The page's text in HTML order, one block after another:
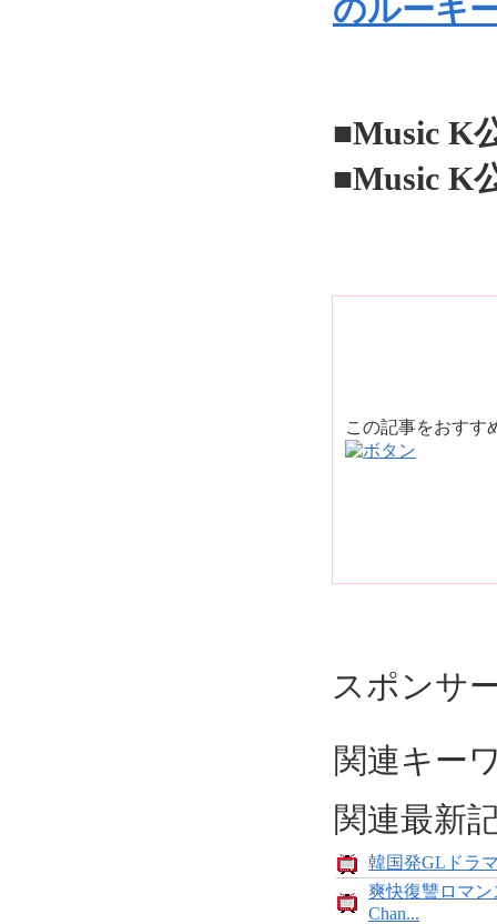
のルーキ
■Music K
■Music K
この記事をおす
スポンサ
関連キー
関連最新
韓国発GLドラ
爽快復讐ロマ
Chan...